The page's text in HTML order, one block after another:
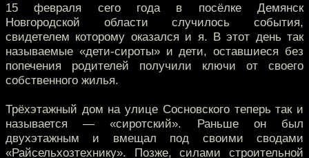
15 февраля сего года в посёлке Демянск
Новгородской области случилось события,
свидетелем которому оказался и я. В этот день так
называемые «дети-сироты» и дети, оставшиеся без
попечения родителей получили ключи от своего
собственного жилья.
Трёхэтажный дом на улице Сосновского теперь так и
называется — «сиротский». Раньше он был
двухэтажным и вмещал под своими сводами
«Райсельхозтехнику». Позже, силами строительной